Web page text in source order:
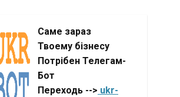
Саме зараз
Твоему бізнесу
Потрібен Телегам-
Бот
Переходь --> ukr-